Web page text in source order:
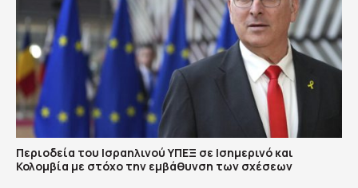
Περιοδεία του Ισραηλινού ΥΠΕΞ σε Ισημερινό και
Κολομβία με στόχο την εμβάθυνση των σχέσεων